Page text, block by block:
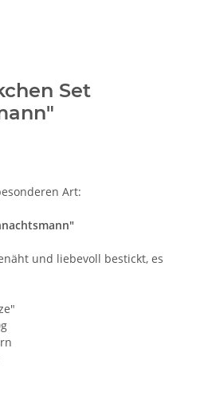
Set
Art:
und liebevoll bestickt, es